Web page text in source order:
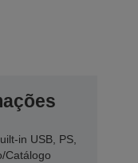
in USB, PS,
Catálogo